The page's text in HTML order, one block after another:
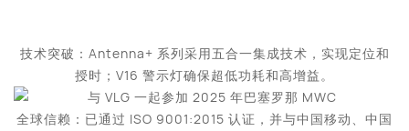
技术突破：Antenna+ 系列采用五合一集成技术，实现定位和
授时；V16 警示灯确保超低功耗和高增益。
全球信赖：已通过 ISO 9001:2015 认证，并与中国移动、中国